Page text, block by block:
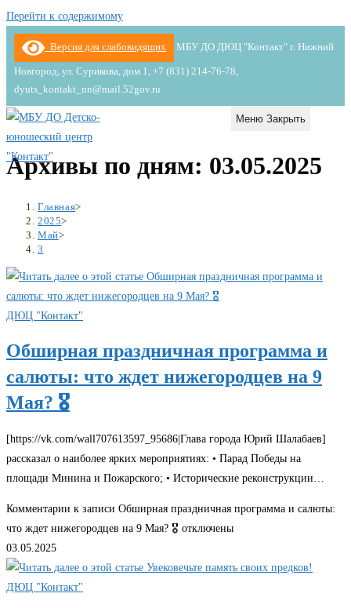
Перейти к содержимому
Версия для слабовидящих МБУ ДО ДЮЦ "Контакт" г. Нижний
Новгород, ул. Сурикова, дом 1, +7 (831) 214-76-78,
dyuts_kontakt_nn@mail.52gov.ru
Меню Закрыть
Архивы по дням: 03.05.2025
Главная>
2025>
Май>
3
ДЮЦ "Контакт"
Обширная праздничная программа и
салюты: что ждет нижегородцев на 9
Мая? 🎖️
[https://vk.com/wall707613597_95686|Глава города Юрий Шалабаев]
рассказал о наиболее ярких мероприятиях: • Парад Победы на
площади Минина и Пожарского; • Исторические реконструкции…
Комментарии к записи Обширная праздничная программа и салюты:
что ждет нижегородцев на 9 Мая? 🎖️ отключены
03.05.2025
ДЮЦ "Контакт"